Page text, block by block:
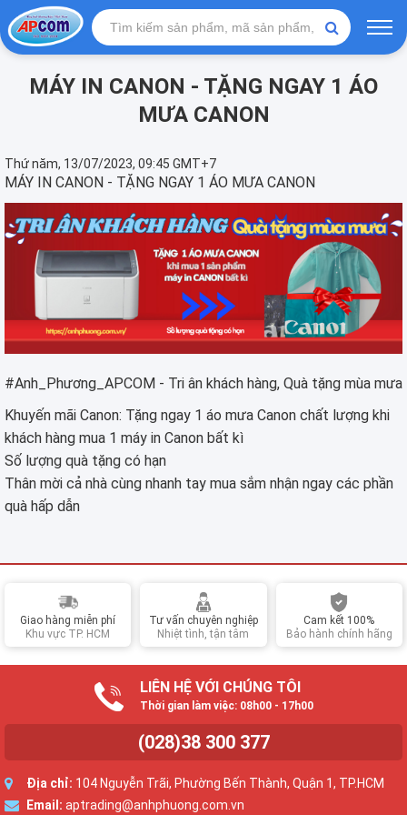
MÁY IN CANON - TẶNG NGAY 1 ÁO
MƯA CANON
Thứ năm, 13/07/2023, 09:45 GMT+7
MÁY IN CANON - TẶNG NGAY 1 ÁO MƯA CANON
#Anh_Phương_APCOM - Tri ân khách hàng, Quà tặng mùa mưa
Khuyến mãi Canon: Tặng ngay 1 áo mưa Canon chất lượng khi
khách hàng mua 1 máy in Canon bất kì
Số lượng quà tặng có hạn
Thân mời cả nhà cùng nhanh tay mua sắm nhận ngay các phần
quà hấp dẫn
Giao hàng miễn phí
Khu vực TP. HCM
Tư vấn chuyên nghiệp
Nhiệt tình, tận tâm
Cam kết 100%
Bảo hành chính hãng
LIÊN HỆ VỚI CHÚNG TÔI
Thời gian làm việc: 08h00 - 17h00
(028)38 300 377
Địa chỉ: 104 Nguyễn Trãi, Phường Bến Thành, Quận 1, TP.HCM
Email: aptrading@anhphuong.com.vn